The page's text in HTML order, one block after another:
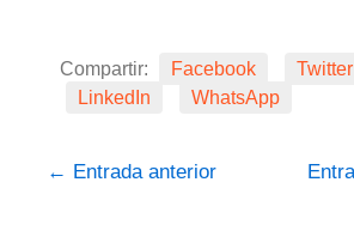
Compartir: Facebook
LinkedIn
WhatsApp
← Entrada anterior